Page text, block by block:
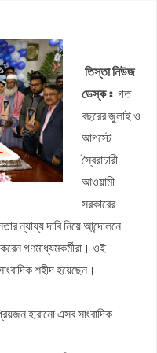
গ্রেপ্তার
প্রার্থীসহ ইসির কাছে জামায়াতের ৩
কুষ্টিয়ায় আলোচনা-সমালোচনা
চায় এনসিপি: নাহিদ ইসলাম
বিস্ফোরণ
তিস্তা নিউজ
ডেস্ক ঃ গত
বছরের জুলাই ও
আগস্টে
স্বৈরাচারী
আওয়ামী
সরকারের
ন্যায্য দাবি নিয়ে আন্দোলনে
গণমাধ্যমকর্মীরা। ওই
শহীদ হয়েছেন।
হারানো এসব সাংবাদিক